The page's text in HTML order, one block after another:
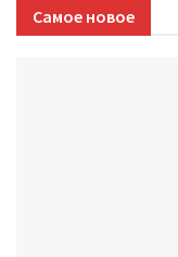
Самое новое